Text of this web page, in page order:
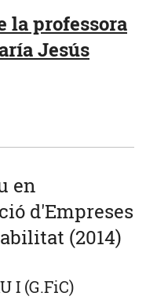
la professora
Jesús
en
d'Empreses
(2014)
I (G.FiC)